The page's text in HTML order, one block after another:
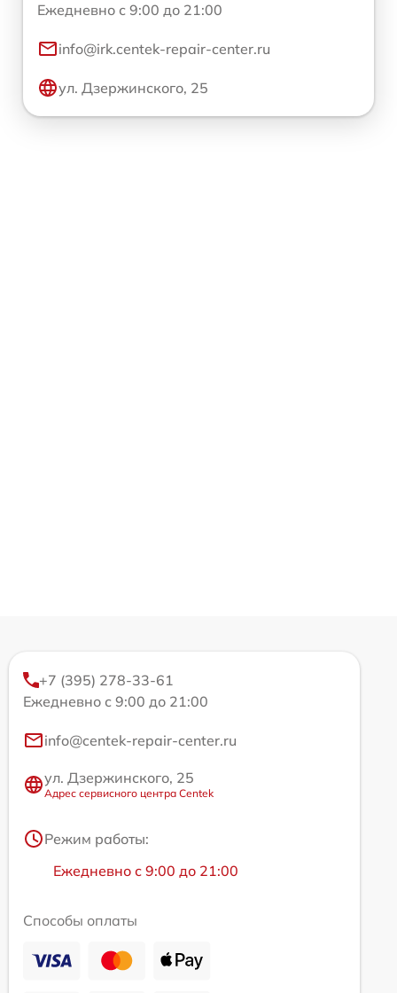
Ежедневно с 9:00 до 21:00
info@irk.centek-repair-center.ru
ул. Дзержинского, 25
+7 (395) 278-33-61
Ежедневно с 9:00 до 21:00
info@centek-repair-center.ru
ул. Дзержинского, 25
Адрес сервисного центра Centek
Режим работы:
Ежедневно с 9:00 до 21:00
Способы оплаты